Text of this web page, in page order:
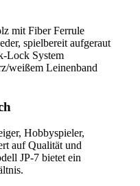
mit Fiber Ferrule
spielbereit aufgeraut
Lock System
weißem Leinenband
Hobbyspieler,
auf Qualität und
JP-7 bietet ein